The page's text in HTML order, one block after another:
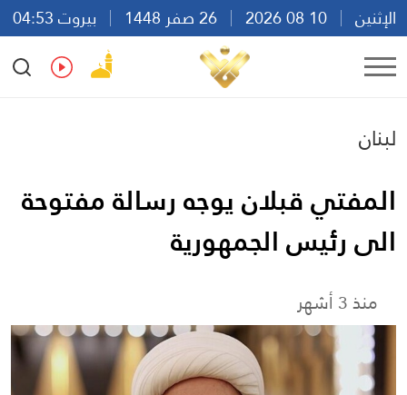
الإثنين
بيروت 04:53
Ar
En Fr Es
لبنان
المفتي قبلان يوجه رسالة مفتوحة
الى رئيس الجمهورية
منذ 3 أشهر